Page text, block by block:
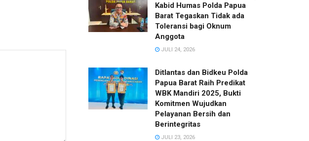
Kabid Humas Polda Papua
Barat Tegaskan Tidak ada
Toleransi bagi Oknum
Anggota
JULI 24, 2026
Ditlantas dan Bidkeu Polda
Papua Barat Raih Predikat
WBK Mandiri 2025, Bukti
Komitmen Wujudkan
Pelayanan Bersih dan
Berintegritas
JULI 23, 2026